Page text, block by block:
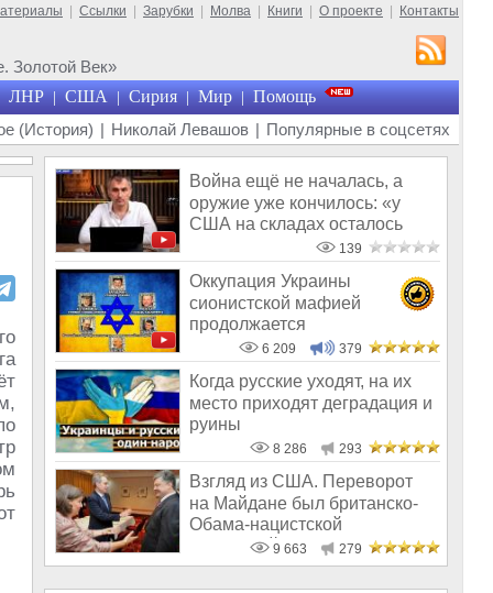
Ссылки Зарубки Молва Книги О проекте Контакты
Золотой Век»
ЛНР | США | Сирия | Мир | Помощь
(История) | Николай Левашов | Популярные в соцсетях
Война ещё не началась, а
оружие уже кончилось: «у
США на складах осталось
139
Оккупация Украины
сионистской мафией
продолжается
6 209 379
Когда русские уходят, на их
место приходят деградация и
руины
8 286 293
Взгляд из США. Переворот
на Майдане был британско-
Обама-нацистской
операцией по сме
9 663 279